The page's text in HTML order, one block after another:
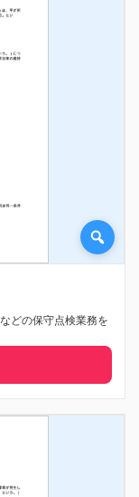
どの保守点検業務を